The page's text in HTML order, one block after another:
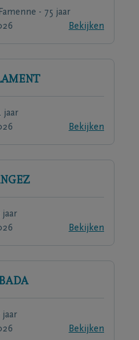
- 75 jaar
Bekijken
jaar
Bekijken
jaar
Bekijken
jaar
Bekijken